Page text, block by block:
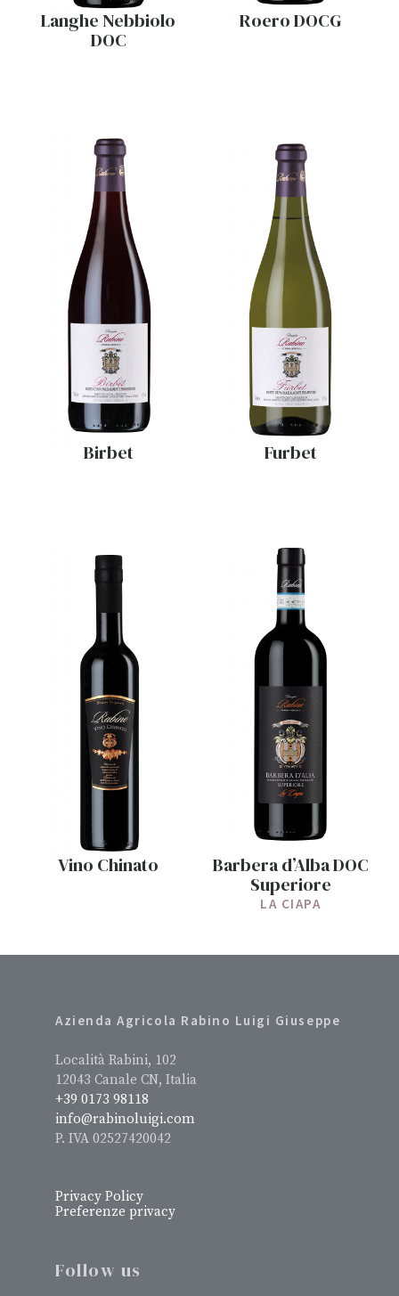
Langhe Nebbiolo
DOC
Roero DOCG
Birbet Furbet
Vino Chinato Barbera d’Alba DOC
Superiore
LA CIAPA
Azienda Agricola Rabino Luigi Giuseppe
Località Rabini, 102
12043 Canale CN, Italia
+39 0173 98118
info@rabinoluigi.com
P. IVA 02527420042
Privacy Policy
Preferenze privacy
Follow us